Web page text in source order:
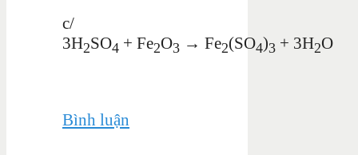
c/
3H2SO4 + Fe2O3 → Fe2(SO4)3 + 3H2O
Bình luận